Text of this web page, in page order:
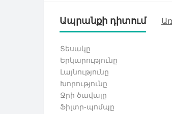
Ապրանքի դիտում
Տեսակը
Երկարությունը
Լայնությունը
Խորությունը
Ջրի ծավալը
Ֆիլտր-պոմպը